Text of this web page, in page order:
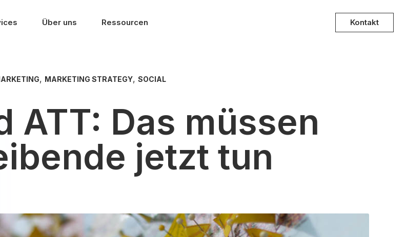
Über uns Ressourcen Kontakt
, MARKETING STRATEGY, SOCIAL
ATT: Das müssen
jetzt tun